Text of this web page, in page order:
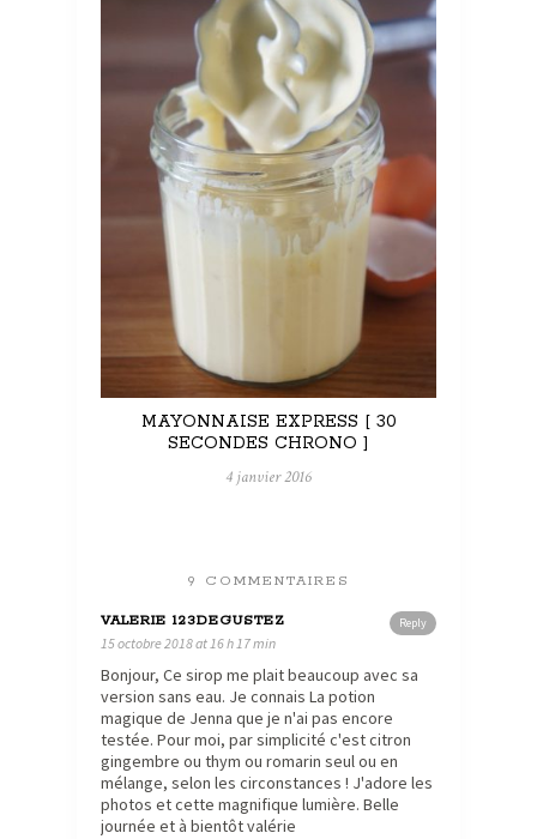
MAYONNAISE EXPRESS [ 30
SECONDES CHRONO ]
4 janvier 2016
9 COMMENTAIRES
Reply
VALERIE 123DEGUSTEZ
15 octobre 2018 at 16 h 17 min
Bonjour, Ce sirop me plait beaucoup avec sa
version sans eau. Je connais La potion
magique de Jenna que je n'ai pas encore
testée. Pour moi, par simplicité c'est citron
gingembre ou thym ou romarin seul ou en
mélange, selon les circonstances ! J'adore les
photos et cette magnifique lumière. Belle
journée et à bientôt valérie